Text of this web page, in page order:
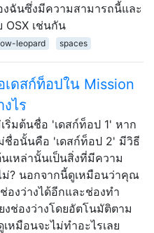
งฉันซึ่งมีความสามารถนี้และ
เช่นกัน
leopard spaces
ดสก์ท็อปใน Mission
ไร
ริ่มต้นชื่อ 'เดสก์ท็อป 1' หาก
อนั้นคือ 'เดสก์ท็อป 2' มีวิธี
เหล่านั้นเป็นสิ่งที่มีความ
? นอกจากนี้ดูเหมือนว่าคุณ
องว่างได้อีกและช่องทำ
งช่องว่างโดยอัตโนมัติตาม
หมือนจะไม่ทำอะไรเลย